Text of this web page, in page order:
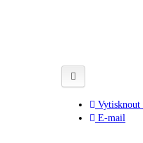
Vytisknout
E-mail